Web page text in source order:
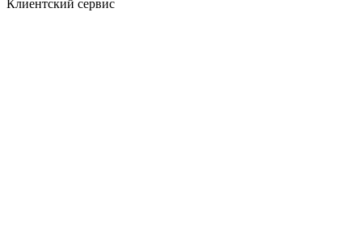
Клиентский сервис